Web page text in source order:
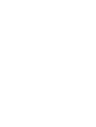
sovvenzioni.